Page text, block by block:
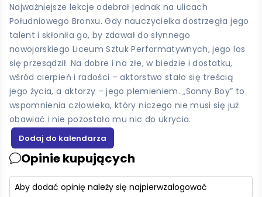
Najważniejsze lekcje odebrał jednak na ulicach
Południowego Bronxu. Gdy nauczycielka dostrzegła jego
talent i skłoniła go, by zdawał do słynnego
nowojorskiego Liceum Sztuk Performatywnych, jego los
się przesądził. Na dobre i na złe, w biedzie i dostatku,
wśród cierpień i radości – aktorstwo stało się treścią
jego życia, a aktorzy – jego plemieniem. „Sonny Boy” to
wspomnienia człowieka, który niczego nie musi się już
obawiać i nie pozostało mu nic do ukrycia.
Opinie kupujących
Aby dodać opinię należy się najpierwzalogować